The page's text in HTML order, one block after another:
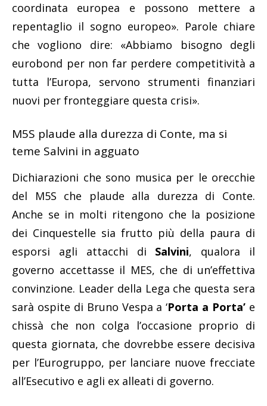
coordinata europea e possono mettere a
repentaglio il sogno europeo». Parole chiare
che vogliono dire: «Abbiamo bisogno degli
eurobond per non far perdere competitività a
tutta l’Europa, servono strumenti finanziari
nuovi per fronteggiare questa crisi».
M5S plaude alla durezza di Conte, ma si
teme Salvini in agguato
Dichiarazioni che sono musica per le orecchie
del M5S che plaude alla durezza di Conte.
Anche se in molti ritengono che la posizione
dei Cinquestelle sia frutto più della paura di
esporsi agli attacchi di Salvini, qualora il
governo accettasse il MES, che di un’effettiva
convinzione. Leader della Lega che questa sera
sarà ospite di Bruno Vespa a ‘Porta a Porta’ e
chissà che non colga l’occasione proprio di
questa giornata, che dovrebbe essere decisiva
per l’Eurogruppo, per lanciare nuove frecciate
all’Esecutivo e agli ex alleati di governo.